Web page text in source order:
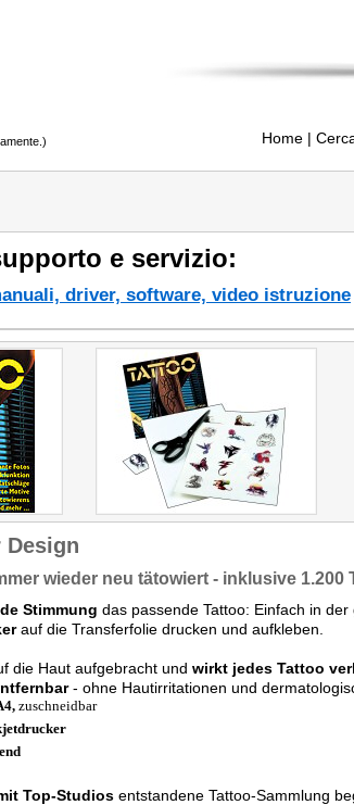
Home |
e servizio:
driver, software, video istruzione
Design
wieder neu tätowiert - inklusive 1.200
Stimmung das passende Tattoo: Einfach in
auf die Transferfolie drucken und aufkleben.
die Haut aufgebracht und wirkt jedes Tattoo
- ohne Hautirritationen und
zuschneidbar
Top-Studios entstandene Tattoo-Sammlung